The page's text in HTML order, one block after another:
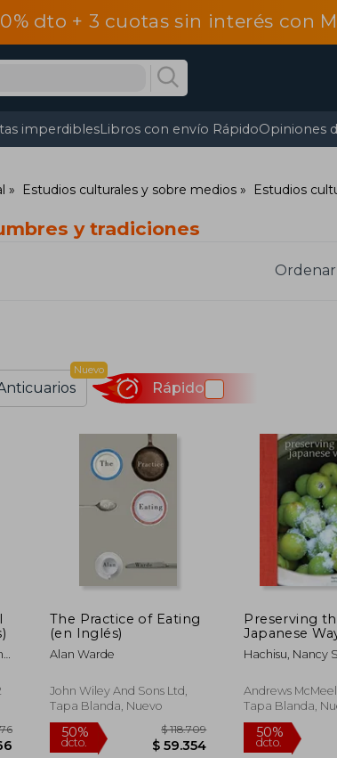
dto + 3 cuotas sin interés con
imperdiblesLibros con envío RápidoOpiniones
Estudios culturales y sobre medios Estudios
y tradiciones
Nuevo
Rápido
The Practice of Eating
(en Inglés)
Alan Warde
John Wiley And Sons Ltd,
Tapa Blanda, Nuevo
Preserving
Japanese
Traditions of
Fermenting,
Modern
Inglés)
Hachisu, Nancy
Andrews
Tapa Blanda,